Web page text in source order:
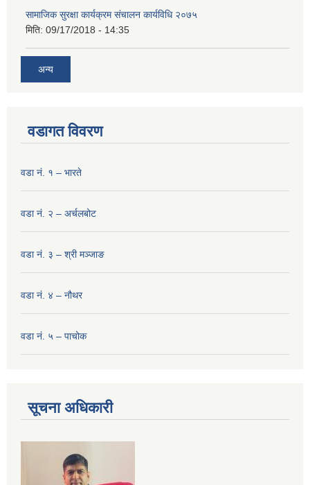
सामाजिक सुरक्षा कार्यक्रम संचालन कार्यविधि २०७५
मिति: 09/17/2018 - 14:35
अन्य
वडागत विवरण
वडा नं. १ – भारते
वडा नं. २ – अर्चलबोट
वडा नं. ३ – श्री मञ्‍जाङ
वडा नं. ४ – नौथर
वडा नं. ५ – पाचोक
सूचना अधिकारी